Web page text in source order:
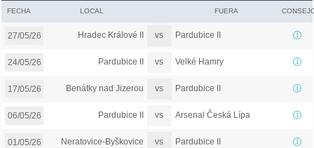
FECHA LOCAL FUERA
27/05/26 Hradec Králové II vs Pardubice II
24/05/26 Pardubice II vs Velké Hamry
17/05/26 Benátky nad Jizerou vs Pardubice II
06/05/26 Pardubice II vs Arsenal Česká Lípa
01/05/26 Neratovice-Byškovice vs Pardubice II